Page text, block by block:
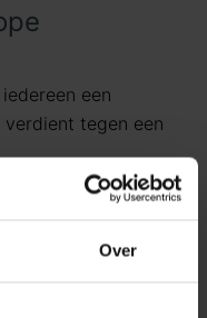
Over
een
tegen een
te werken met
die